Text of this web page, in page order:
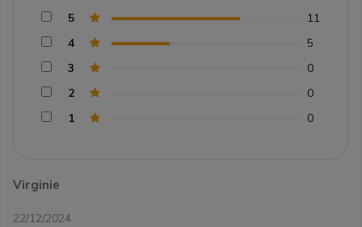
Virginie
22/12/2024
5
11
4
5
3
0
2
0
1
0